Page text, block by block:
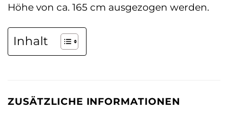
Höhe von ca. 165 cm ausgezogen werden.
Inhalt
ZUSÄTZLICHE INFORMATIONEN